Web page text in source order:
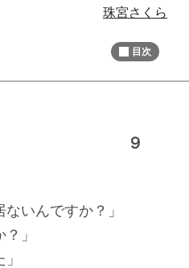
e
1
0
.
珠宮さくら
目次
９
いんですか？」
」